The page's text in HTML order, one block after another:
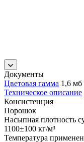
Документы
Цветовая гамма 1,6 мб
Техническое описание
Консистенция
Порошок
Насыпная плотность
1100±100 кг/м³
Температура